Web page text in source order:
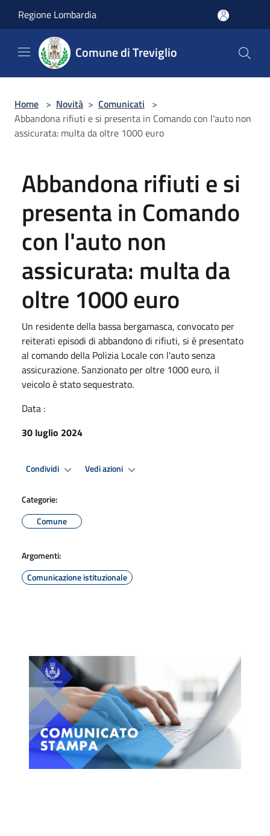
Regione Lombardia
Comune di Treviglio
Home > Novità > Comunicati >
Abbandona rifiuti e si presenta in Comando con l'auto non
assicurata: multa da oltre 1000 euro
Abbandona rifiuti e si
presenta in Comando
con l'auto non
assicurata: multa da
oltre 1000 euro
Un residente della bassa bergamasca, convocato per
reiterati episodi di abbandono di rifiuti, si è presentato
al comando della Polizia Locale con l'auto senza
assicurazione. Sanzionato per oltre 1000 euro, il
veicolo è stato sequestrato.
Data :
30 luglio 2024
Condividi Vedi azioni
Categorie:
Comune
Argomenti:
Comunicazione istituzionale